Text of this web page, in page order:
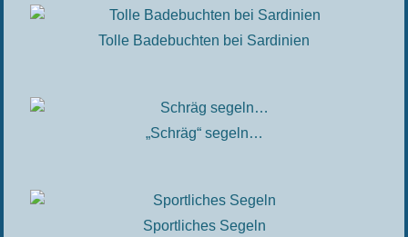
Tolle Badebuchten bei Sardinien
„Schräg“ segeln…
Sportliches Segeln